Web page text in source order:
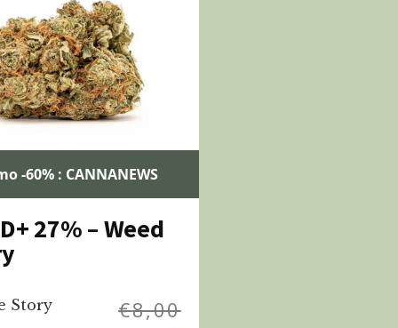
-60% : CANNANEWS
27% – Weed
Story
€8,00